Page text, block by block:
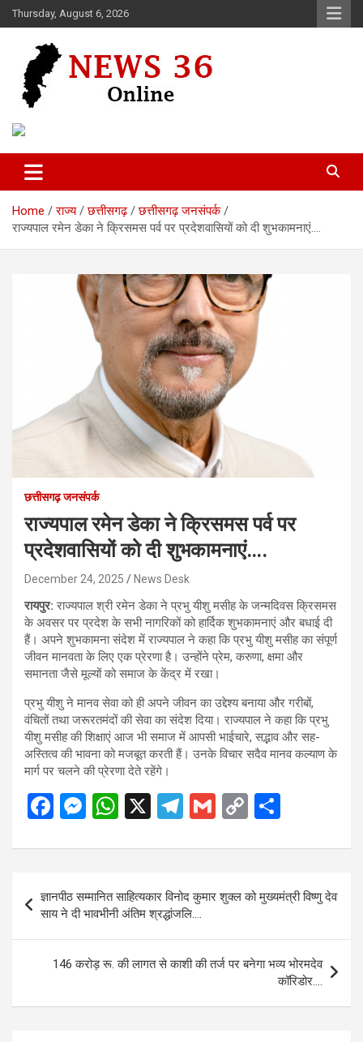
Skip
to
Thursday, August 6, 2026
News 36
Home राज्य छत्तीसगढ़
छत्तीसगढ़ जनसंपर्क
राज्यपाल रमेन डेका ने क्रिसमस पर्व पर प्रदेशवासियों को दी शुभकामनाएं….
छत्तीसगढ़ जनसंपर्क
राज्यपाल रमेन डेका ने क्रिसमस पर्व पर
प्रदेशवासियों को दी शुभकामनाएं….
December 24, 2025 News Desk
रायपुर:राज्यपाल श्री रमेन डेका ने प्रभु यीशु मसीह के जन्मदिवस क्रिसमस
के अवसर पर प्रदेश के सभी नागरिकों को हार्दिक शुभकामनाएं और बधाई दी
हैं। अपने शुभकामना संदेश में राज्यपाल ने कहा कि प्रभु यीशु मसीह का संपूर्ण
जीवन मानवता के लिए एक प्रेरणा है। उन्होंने प्रेम, करुणा, क्षमा और
समानता जैसे मूल्यों को समाज के केंद्र में रखा।
प्रभु यीशु ने मानव सेवा को ही अपने जीवन का उद्देश्य बनाया और गरीबों,
वंचितों तथा जरूरतमंदों की सेवा का संदेश दिया। राज्यपाल ने कहा कि प्रभु
यीशु मसीह की शिक्षाएं आज भी समाज में आपसी भाईचारे, सद्भाव और सह-
अस्तित्व की भावना को मजबूत करती हैं। उनके विचार सदैव मानव कल्याण के
मार्ग पर चलने की प्रेरणा देते रहेंगे।
F
ce
b
o
o
k
M
se
n
g
er
W
at
s
A
p
p
X
T
e
a
m
G
ail
C
py
Li
n
k
ar
e
navigation
ज्ञानपीठ सम्मानित साहित्यकार विनोद कुमार शुक्ल को मुख्यमंत्री विष्णु देव
साय ने दी भावभीनी अंतिम श्रद्धांजलि….
146 करोड़ रू. की लागत से काशी की तर्ज पर बनेगा भव्य भोरमदेव
कॉरिडोर….